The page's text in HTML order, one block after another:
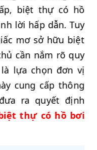
biệt thự có hồ
lời hấp dẫn. Tuy
mơ sở hữu biệt
cần nắm rõ quy
lựa chọn đơn vị
cung cấp thông
ra quyết định
thự có hồ bơi